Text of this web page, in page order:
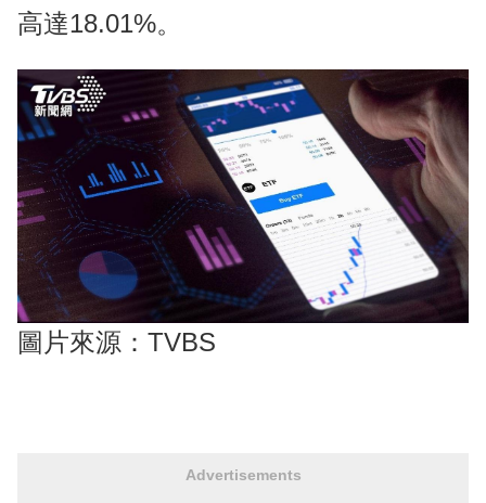
高達18.01%。
圖片來源：TVBS
Advertisements